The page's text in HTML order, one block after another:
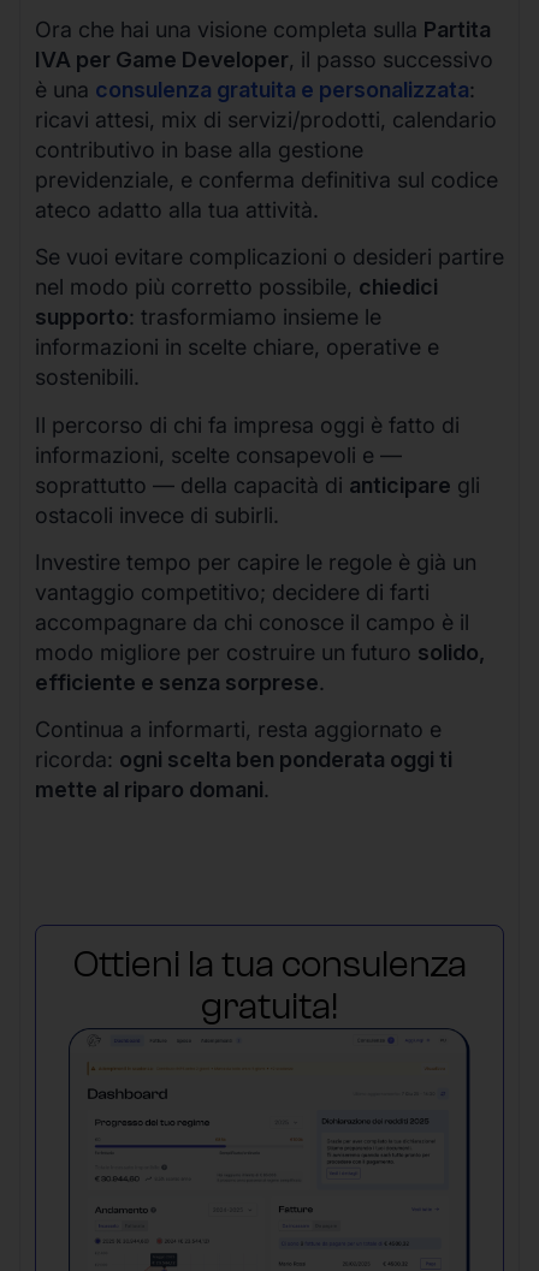
Ora che hai una visione completa sulla Partita
IVA per Game Developer, il passo successivo
è una consulenza gratuita e personalizzata:
ricavi attesi, mix di servizi/prodotti, calendario
contributivo in base alla gestione
previdenziale, e conferma definitiva sul codice
ateco adatto alla tua attività.
Se vuoi evitare complicazioni o desideri partire
nel modo più corretto possibile, chiedici
supporto: trasformiamo insieme le
informazioni in scelte chiare, operative e
sostenibili.
Il percorso di chi fa impresa oggi è fatto di
informazioni, scelte consapevoli e —
soprattutto — della capacità di anticipare gli
ostacoli invece di subirli.
Investire tempo per capire le regole è già un
vantaggio competitivo; decidere di farti
accompagnare da chi conosce il campo è il
modo migliore per costruire un futuro solido,
efficiente e senza sorprese.
Continua a informarti, resta aggiornato e
ricorda: ogni scelta ben ponderata oggi ti
mette al riparo domani.
Ottieni la tua consulenza
gratuita!